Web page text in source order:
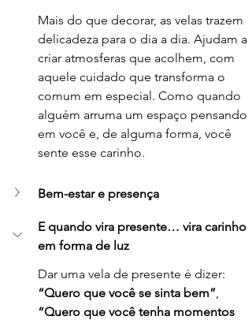
Mais do que decorar, as velas trazem
delicadeza para o dia a dia. Ajudam a
criar atmosferas que acolhem, com
aquele cuidado que transforma o
comum em especial. Como quando
alguém arruma um espaço pensando
em você e, de alguma forma, você
sente esse carinho.
Bem-estar e presença
E quando vira presente… vira carinho
em forma de luz
Dar uma vela de presente é dizer:
“Quero que você se sinta bem”,
“Quero que você tenha momentos